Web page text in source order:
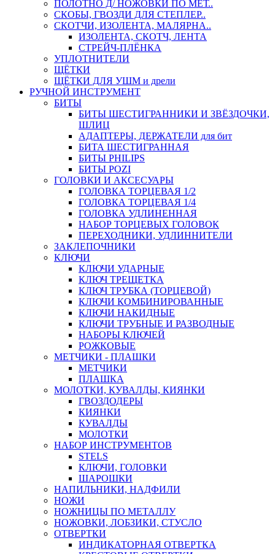
ПОЛОТНО Д/ НОЖОВКИ ПО МЕТ..
СКОБЫ, ГВОЗДИ ДЛЯ СТЕПЛЕР..
СКОТЧИ, ИЗОЛЕНТА, МАЛЯРНА..
ИЗОЛЕНТА, СКОТЧ, ЛЕНТА
СТРЕЙЧ-ПЛЁНКА
УПЛОТНИТЕЛИ
ЩЁТКИ
ЩЁТКИ ДЛЯ УШМ и дрели
РУЧНОЙ ИНСТРУМЕНТ
БИТЫ
БИТЫ ШЕСТИГРАННИКИ И ЗВЁЗДОЧКИ,
ШЛИЦ
АДАПТЕРЫ, ДЕРЖАТЕЛИ для бит
БИТА ШЕСТИГРАННАЯ
БИТЫ PHILIPS
БИТЫ POZI
ГОЛОВКИ И АКСЕСУАРЫ
ГОЛОВКА ТОРЦЕВАЯ 1/2
ГОЛОВКА ТОРЦЕВАЯ 1/4
ГОЛОВКА УДЛИНЕННАЯ
НАБОР ТОРЦЕВЫХ ГОЛОВОК
ПЕРЕХОДНИКИ, УДЛИННИТЕЛИ
ЗАКЛЕПОЧНИКИ
КЛЮЧИ
КЛЮЧИ УДАРНЫЕ
КЛЮЧ ТРЕЩЕТКА
КЛЮЧ ТРУБКА (ТОРЦЕВОЙ)
КЛЮЧИ КОМБИНИРОВАННЫЕ
КЛЮЧИ НАКИДНЫЕ
КЛЮЧИ ТРУБНЫЕ И РАЗВОДНЫЕ
НАБОРЫ КЛЮЧЕЙ
РОЖКОВЫЕ
МЕТЧИКИ - ПЛАШКИ
МЕТЧИКИ
ПЛАШКА
МОЛОТКИ, КУВАЛДЫ, КИЯНКИ
ГВОЗДОДЕРЫ
КИЯНКИ
КУВАЛДЫ
МОЛОТКИ
НАБОР ИНСТРУМЕНТОВ
STELS
КЛЮЧИ, ГОЛОВКИ
ШАРОШКИ
НАПИЛЬНИКИ, НАДФИЛИ
НОЖИ
НОЖНИЦЫ ПО МЕТАЛЛУ
НОЖОВКИ, ЛОБЗИКИ, СТУСЛО
ОТВЕРТКИ
ИНДИКАТОРНАЯ ОТВЕРТКА